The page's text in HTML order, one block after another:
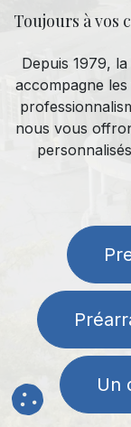
Toujours à vos
Depuis 1979,
accompagne
nous vous
Un